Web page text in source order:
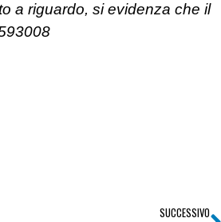
a riguardo, si evidenza che il
SUCCESSIVO